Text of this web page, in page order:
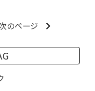
のページ